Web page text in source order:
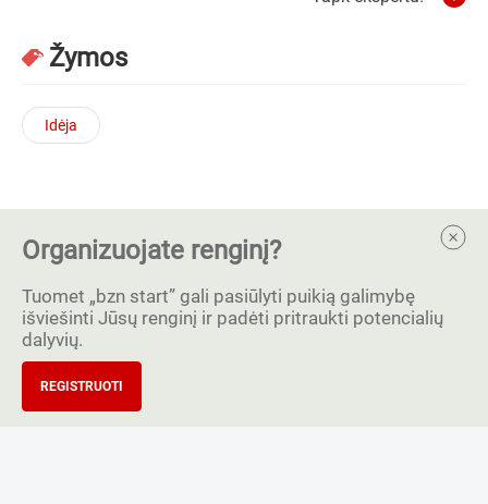
Žymos
Idėja
Organizuojate renginį?
Tuomet „bzn start” gali pasiūlyti puikią galimybę
išviešinti Jūsų renginį ir padėti pritraukti potencialių
dalyvių.
REGISTRUOTI